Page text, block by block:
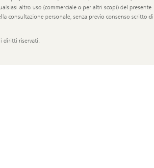
altro uso (commerciale o per altri scopi) del presente
consultazione personale, senza previo consenso scritto di
diritti riservati.